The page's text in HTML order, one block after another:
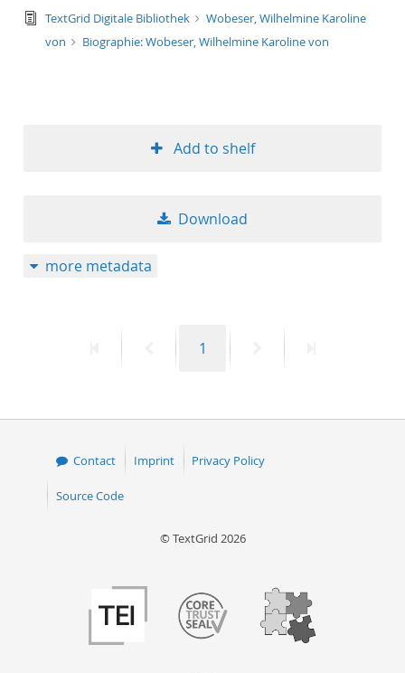
text/tg.edition+tg.aggregation+xml
TextGrid Digitale Bibliothek
Wobeser, Wilhelmine Karoline
von
Biographie: Wobeser, Wilhelmine Karoline von
Add to shelf
Download
more metadata
PreviousPage
1
Contact Imprint Privacy Policy
Source Code
© TextGrid 2026